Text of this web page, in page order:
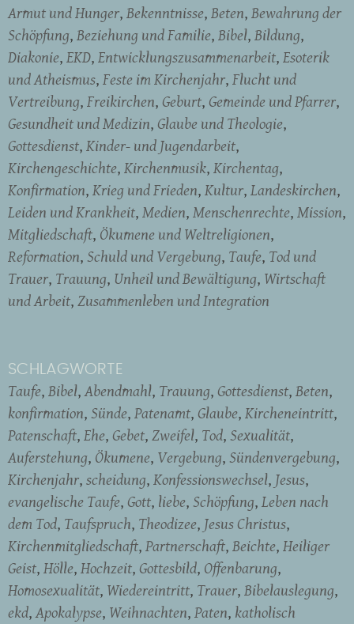
Armut und Hunger Bekenntnisse Beten Bewahrung der
Schöpfung Beziehung und Familie Bibel Bildung
Diakonie EKD Entwicklungszusammenarbeit Esoterik
und Atheismus Feste im Kirchenjahr Flucht und
Vertreibung Freikirchen Geburt Gemeinde und Pfarrer
Gesundheit und Medizin Glaube und Theologie
Gottesdienst Kinder- und Jugendarbeit
Kirchengeschichte Kirchenmusik Kirchentag
Konfirmation Krieg und Frieden Kultur Landeskirchen
Leiden und Krankheit Medien Menschenrechte Mission
Mitgliedschaft Ökumene und Weltreligionen
Reformation Schuld und Vergebung Taufe Tod und
Trauer Trauung Unheil und Bewältigung Wirtschaft
und Arbeit Zusammenleben und Integration
SCHLAGWORTE
Taufe Bibel Abendmahl Trauung Gottesdienst Beten
konfirmation Sünde Patenamt Glaube Kircheneintritt
Patenschaft Ehe Gebet Zweifel Tod Sexualität
Auferstehung Ökumene Vergebung Sündenvergebung
Kirchenjahr scheidung Konfessionswechsel Jesus
evangelische Taufe Gott liebe Schöpfung Leben nach
dem Tod Taufspruch Theodizee Jesus Christus
Kirchenmitgliedschaft Partnerschaft Beichte Heiliger
Geist Hölle Hochzeit Gottesbild Offenbarung
Homosexualität Wiedereintritt Trauer Bibelauslegung
ekd Apokalypse Weihnachten Paten katholisch